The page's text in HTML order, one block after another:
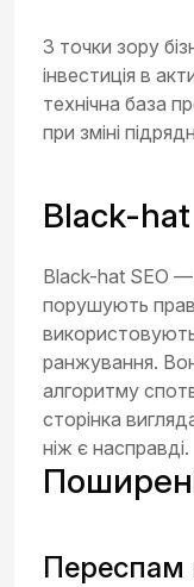
З точки зору
інвестиція в
технічна база
при зміні
Black-
Black-hat SEO —
порушують
ранжування.
алгоритму
сторінка
ніж є насправді.
Переспам